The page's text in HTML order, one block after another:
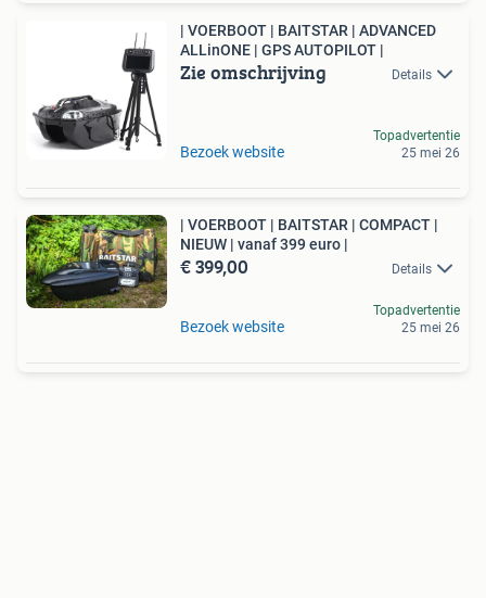
| VOERBOOT | BAITSTAR | ADVANCED
ALLinONE | GPS AUTOPILOT |
Zie omschrijving Details
Bezoek website
Topadvertentie
25 mei 26
| VOERBOOT | BAITSTAR | COMPACT |
NIEUW | vanaf 399 euro |
€ 399,00 Details
Bezoek website
Topadvertentie
25 mei 26